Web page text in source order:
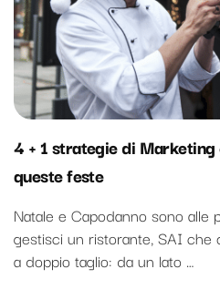
4 + 1 strategie di
queste feste
Natale e Capodanno sono alle
gestisci un ristorante, SAI che
a doppio taglio: da un lato …